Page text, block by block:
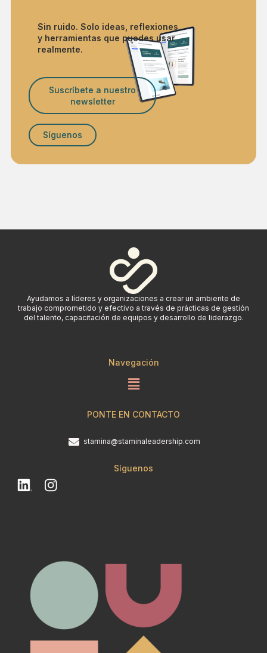
Sin ruido. Solo ideas, reflexiones
y herramientas que puedes usar
realmente.
Suscríbete a nuestro
newsletter
Síguenos
Ayudamos a líderes y organizaciones a crear un ambiente de
trabajo comprometido y efectivo a través de prácticas de gestión
del talento, capacitación de equipos y desarrollo de liderazgo.
Navegación
PONTE EN CONTACTO
stamina@staminaleadership.com
Síguenos